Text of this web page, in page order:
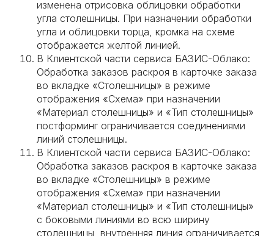
изменена отрисовка облицовки обработки
угла столешницы. При назначении обработки
угла и облицовки торца, кромка на схеме
отображается желтой линией.
В Клиентской части сервиса БАЗИС-Облако:
Обработка заказов раскроя в карточке заказа
во вкладке «Столешницы» в режиме
отображения «Схема» при назначении
«Материал столешницы» и «Тип столешницы»
постформинг ограничивается соединениями
линий столешницы.
В Клиентской части сервиса БАЗИС-Облако:
Обработка заказов раскроя в карточке заказа
во вкладке «Столешницы» в режиме
отображения «Схема» при назначении
«Материал столешницы» и «Тип столешницы»
с боковыми линиями во всю ширину
столешницы, внутренняя линия ограничивается